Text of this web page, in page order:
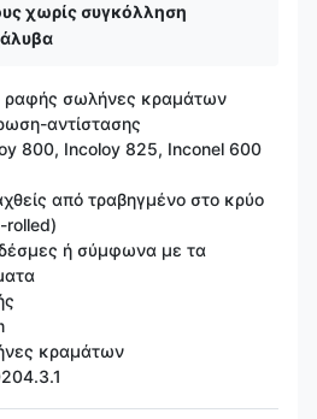
χωρίς συγκόλληση
ραφής σωλήνες κραμάτων
αντίστασης
800, Incoloy 825, Inconel 600
από τραβηγμένο στο κρύο
rolled)
δέσμες ή σύμφωνα με τα
κραμάτων